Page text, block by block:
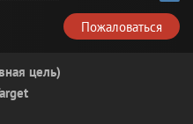
Пожаловаться
цель)